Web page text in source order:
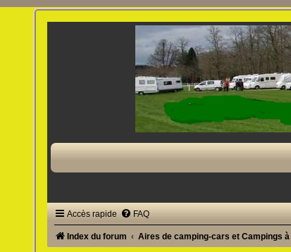
Accès rapide FAQ
Index du forum Aires de camping-cars et Campings